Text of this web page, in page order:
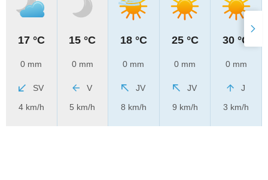
17 °C
0 mm
SV
4 km/h
15 °C
0 mm
V
5 km/h
18 °C
0 mm
JV
8 km/h
25 °C
0 mm
JV
9 km/h
30 °C
0 mm
J
3 km/h